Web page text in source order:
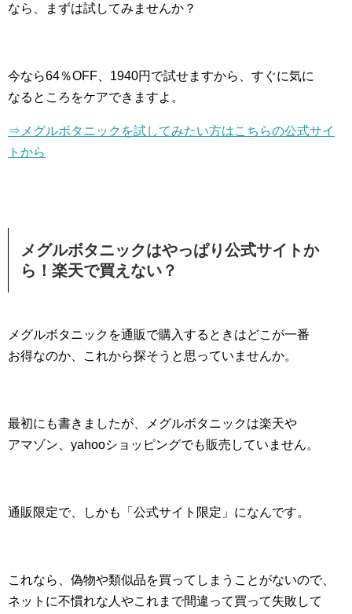
なら、まずは試してみませんか？
今なら64％OFF、1940円で試せますから、すぐに気に
なるところをケアできますよ。
⇒メグルボタニックを試してみたい方はこちらの公式サイ
トから
メグルボタニックはやっぱり公式サイトか
ら！楽天で買えない？
メグルボタニックを通販で購入するときはどこが一番
お得なのか、これから探そうと思っていませんか。
最初にも書きましたが、メグルボタニックは楽天や
アマゾン、yahooショッピングでも販売していません。
通販限定で、しかも「公式サイト限定」になんです。
これなら、偽物や類似品を買ってしまうことがないので、
ネットに不慣れな人やこれまで間違って買って失敗して